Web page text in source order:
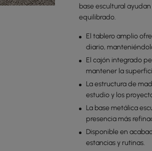
base escultural
equilibrado.
El tablero amplio
diario,
El cajón integrado
mantener la
La estructura de
estudio y los
La base metálica
presencia más
Disponible en
estancias y rutinas.